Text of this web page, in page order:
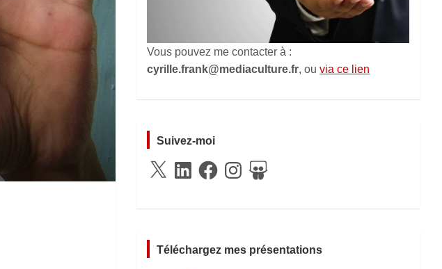
Vous pouvez me contacter à :
cyrille.frank@mediaculture.fr, ouvia ce lien
Suivez-moi
X
LinkedInFacebookInstagramSlideShare
Téléchargez mes présentations